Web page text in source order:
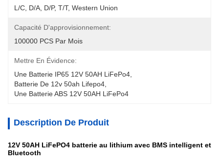
L/C, D/A, D/P, T/T, Western Union
Capacité D'approvisionnement:
100000 PCS Par Mois
Mettre En Évidence:
Une Batterie IP65 12V 50AH LiFePo4
Batterie De 12v 50ah Lifepo4
Une Batterie ABS 12V 50AH LiFePo4
Description De Produit
12V 50AH LiFePO4 batterie au lithium avec BMS intelligent et
Bluetooth